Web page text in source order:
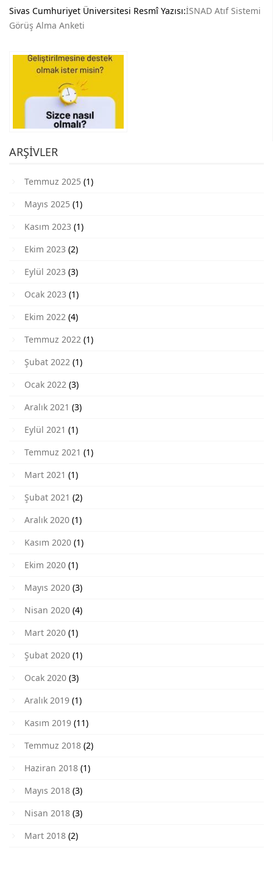
Sivas Cumhuriyet Üniversitesi Resmî Yazısı:İSNAD Atıf Sistemi
Görüş Alma Anketi
ARŞIVLER
Temmuz 2025 (1)
Mayıs 2025 (1)
Kasım 2023 (1)
Ekim 2023 (2)
Eylül 2023 (3)
Ocak 2023 (1)
Ekim 2022 (4)
Temmuz 2022 (1)
Şubat 2022 (1)
Ocak 2022 (3)
Aralık 2021 (3)
Eylül 2021 (1)
Temmuz 2021 (1)
Mart 2021 (1)
Şubat 2021 (2)
Aralık 2020 (1)
Kasım 2020 (1)
Ekim 2020 (1)
Mayıs 2020 (3)
Nisan 2020 (4)
Mart 2020 (1)
Şubat 2020 (1)
Ocak 2020 (3)
Aralık 2019 (1)
Kasım 2019 (11)
Temmuz 2018 (2)
Haziran 2018 (1)
Mayıs 2018 (3)
Nisan 2018 (3)
Mart 2018 (2)